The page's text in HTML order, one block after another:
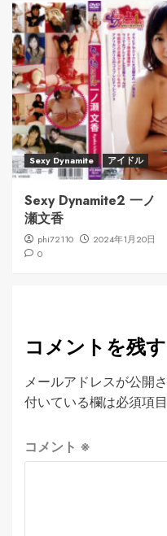
Sexy Dynamite アイドル
Sexy Dynamite2 一ノ
瀬文香
phi72110
2024年1月20日
0
コメントを残す
メールアドレスが公開
付いている欄は必須項
コメント ※